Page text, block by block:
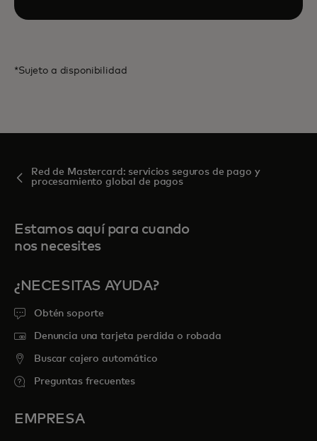
*Sujeto a disponibilidad
Red de Mastercard: servicios seguros de pago y
procesamiento global de pagos
Estamos aquí para cuando
nos necesites
¿NECESITAS AYUDA?
Obtén soporte
Denuncia una tarjeta perdida o robada
Buscar cajero automático
Preguntas frecuentes
EMPRESA